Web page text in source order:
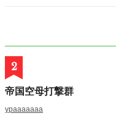
2
帝国空母打撃群
ypaaaaaaa